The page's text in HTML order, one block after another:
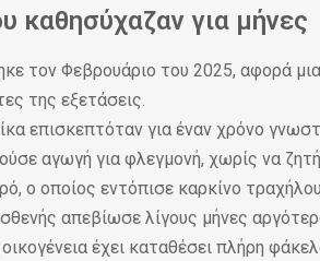
καθησύχαζαν για μήνες
τον Φεβρουάριο του 2025, αφορά
της εξετάσεις.
επισκεπτόταν για έναν χρόνο
αγωγή για φλεγμονή, χωρίς να
ο οποίος εντόπισε καρκίνο
απεβίωσε λίγους μήνες
έχει καταθέσει πλήρη